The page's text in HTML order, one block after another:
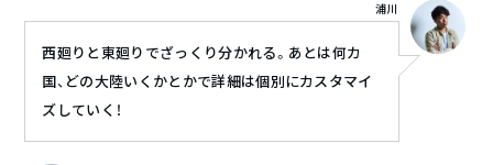
西廻りと東廻りでざっくり分かれる。あとは何カ
国、どの大陸いくかとかで詳細は個別にカスタマイ
ズしていく！
浦川